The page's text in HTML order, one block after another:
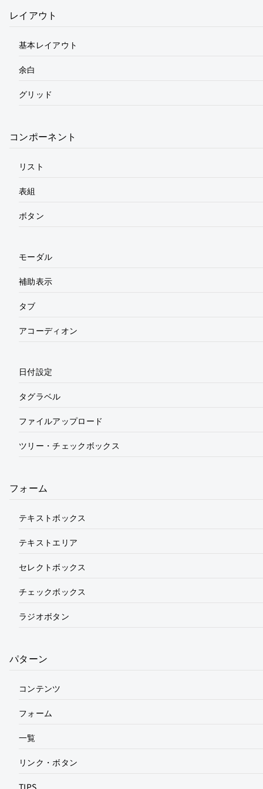
レイアウト
基本レイアウト
余白
グリッド
コンポーネント
リスト
表組
ボタン
モーダル
補助表示
タブ
アコーディオン
日付設定
タグラベル
ファイルアップロード
ツリー・チェックボックス
フォーム
テキストボックス
テキストエリア
セレクトボックス
チェックボックス
ラジオボタン
パターン
コンテンツ
フォーム
一覧
リンク・ボタン
TIPS